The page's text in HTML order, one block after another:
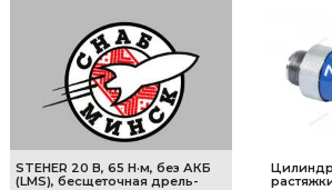
STEHER 20 В, 65 Н·м, без АКБ
(LMS), бесщеточная дрель-